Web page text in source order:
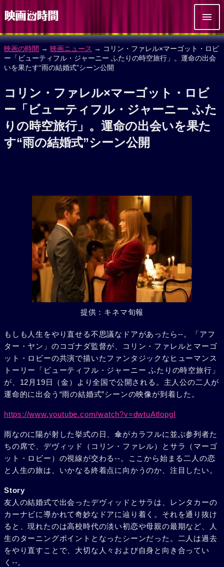
映画の時間 → 映画ニュース → コリン・ファレル×マーゴット・ロビ
ー「ビューティフル・ジャーニー ふたりの時空旅行」。運命の出会
いを果たす“雨の結婚式”シーン公開
コリン・ファレル×マーゴット・ロビ
ー「ビューティフル・ジャーニー ふた
りの時空旅行」。運命の出会いを果た
す“雨の結婚式”シーン公開
提供：キネマ旬報
もしも人生をやり直せる不思議なドアがあったら--。「アフ
ター・ヤン」のコゴナダ監督が、コリン・ファレルとマーゴ
ット・ロビーの共演で描いたファンタジックなヒューマンス
トーリー「ビューティフル・ジャーニー ふたりの時空旅行」
が、12月19日（金）より全国で公開される。主人公の二人が
運命的に出会う“雨の結婚式”シーンの映像が到着した。
https://www.youtube.com/watch?v=dwtuAtlopgI
雨なのに陽が射した挙式の日、傘がカラフルに並ぶ参列者た
ちの席で、デヴィッド（コリン・ファレル）とサラ（マーゴ
ット・ロビー）の視線が交わる--。ここから始まる二人の恋
と人生の旅は、いかなる終着点に向かうのか、注目したい。
Story
友人の結婚式で出会ったデヴィッドとサラは、レンタカーの
カーナビに導かれて奇妙なドアに辿り着く。それを通り抜け
ると、現れたのは高校時代の淡い初恋や母親の最期など、人
生のターニングポイントとなったシーンだった。二人は過去
をやり直すことで、大切な人々および自身と向き合ってい
く--。